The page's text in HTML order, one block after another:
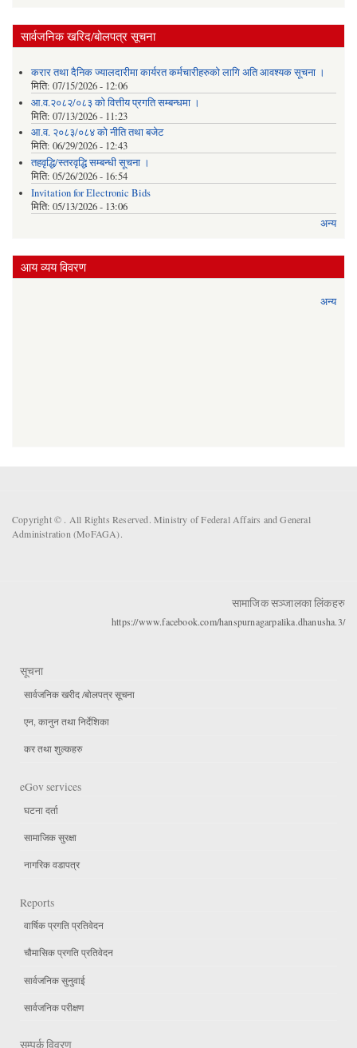
सार्वजनिक खरिद/बोलपत्र सूचना
करार तथा दैनिक ज्यालदारीमा कार्यरत कर्मचारीहरुको लागि अति आवश्यक सूचना ।
मिति: 07/15/2026 - 12:06
आ.व.२०८२/०८३ को वित्तीय प्रगति सम्बन्धमा ।
मिति: 07/13/2026 - 11:23
आ.व. २०८३/०८४ को नीति तथा बजेट
मिति: 06/29/2026 - 12:43
तहवृद्धि/स्तरवृद्धि सम्बन्धी सूचना ।
मिति: 05/26/2026 - 16:54
Invitation for Electronic Bids
मिति: 05/13/2026 - 13:06
अन्य
आय व्यय विवरण
अन्य
Copyright © . All Rights Reserved. Ministry of Federal Affairs and General
Administration (MoFAGA).
सामाजिक सञ्जालका लिंकहरु
https://www.facebook.com/hanspurnagarpalika.dhanusha.3/
सूचना
सार्वजनिक खरीद /बोलपत्र सूचना
एन, कानुन तथा निर्देशिका
कर तथा शुल्कहरु
eGov services
घटना दर्ता
सामाजिक सुरक्षा
नागरिक वडापत्र
Reports
वार्षिक प्रगति प्रतिवेदन
चौमासिक प्रगति प्रतिवेदन
सार्वजनिक सुनुवाई
सार्वजनिक परीक्षण
सम्पर्क विवरण